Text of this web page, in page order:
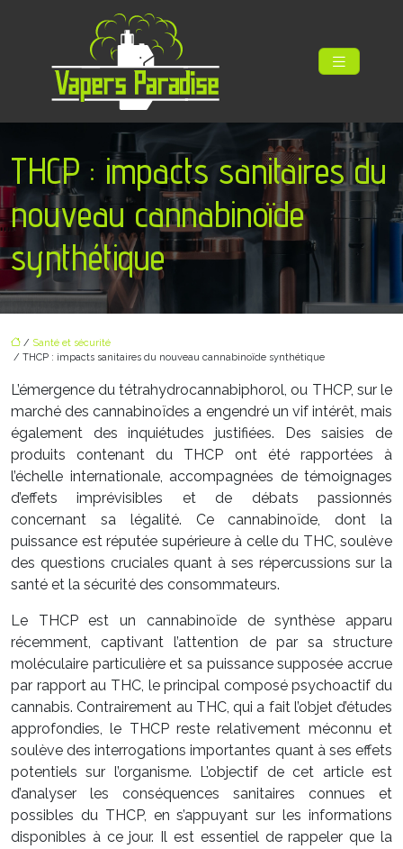
THCP : impacts sanitaires du
nouveau cannabinoïde
synthétique
/ Santé et sécurité
/ THCP : impacts sanitaires du nouveau cannabinoïde synthétique
L’émergence du tétrahydrocannabiphorol, ou THCP, sur le
marché des cannabinoïdes a engendré un vif intérêt, mais
également des inquiétudes justifiées. Des saisies de
produits contenant du THCP ont été rapportées à
l’échelle internationale, accompagnées de témoignages
d’effets imprévisibles et de débats passionnés
concernant sa légalité. Ce cannabinoïde, dont la
puissance est réputée supérieure à celle du THC, soulève
des questions cruciales quant à ses répercussions sur la
santé et la sécurité des consommateurs.
Le THCP est un cannabinoïde de synthèse apparu
récemment, captivant l’attention de par sa structure
moléculaire particulière et sa puissance supposée accrue
par rapport au THC, le principal composé psychoactif du
cannabis. Contrairement au THC, qui a fait l’objet d’études
approfondies, le THCP reste relativement méconnu et
soulève des interrogations importantes quant à ses effets
potentiels sur l’organisme. L’objectif de cet article est
d’analyser les conséquences sanitaires connues et
possibles du THCP, en s’appuyant sur les informations
disponibles à ce jour. Il est essentiel de rappeler que la